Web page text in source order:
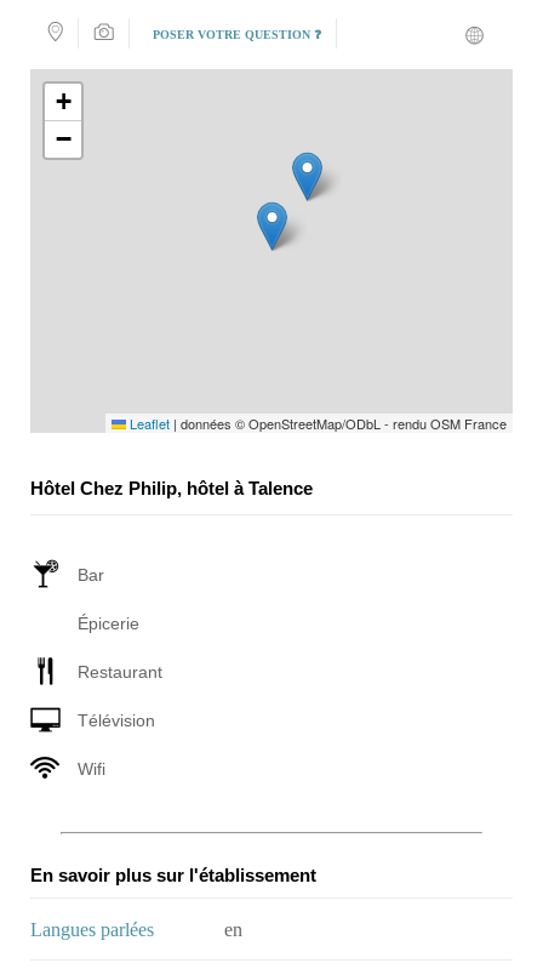
POSER VOTRE QUESTION ❓
+
−
Leaflet | données © OpenStreetMap/ODbL - rendu OSM France
Hôtel Chez Philip, hôtel à Talence
Bar
Épicerie
Restaurant
Télévision
Wifi
En savoir plus sur l'établissement
Langues parlées en